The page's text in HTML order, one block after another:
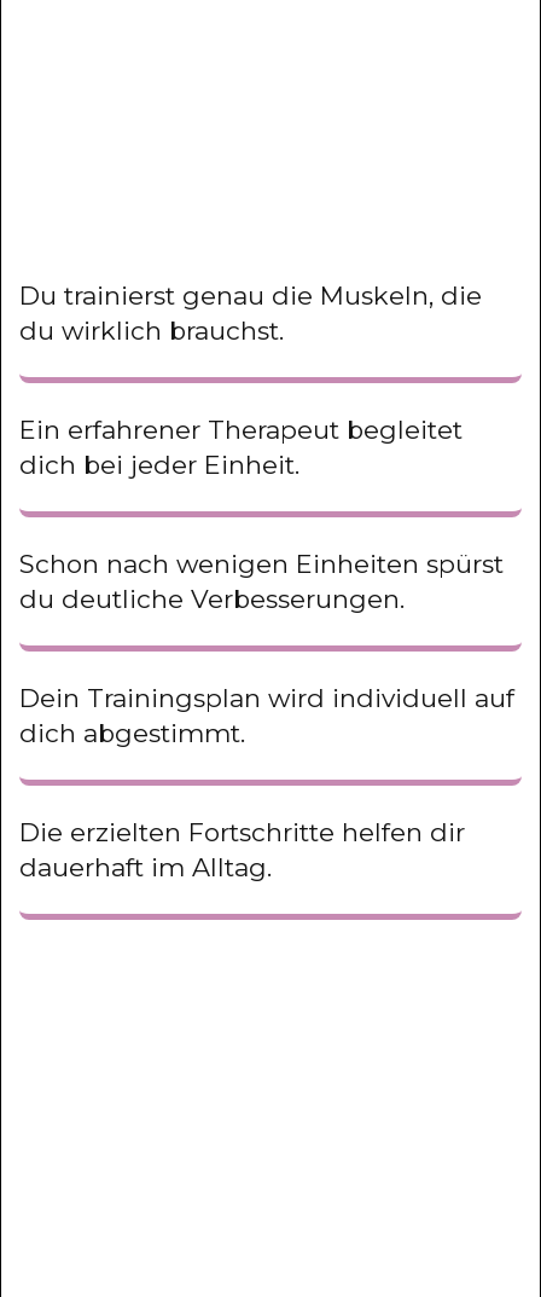
Du trainierst genau die Muskeln, die
du wirklich brauchst.
Ein erfahrener Therapeut begleitet
dich bei jeder Einheit.
Schon nach wenigen Einheiten spürst
du deutliche Verbesserungen.
Dein Trainingsplan wird individuell auf
dich abgestimmt.
Die erzielten Fortschritte helfen dir
dauerhaft im Alltag.